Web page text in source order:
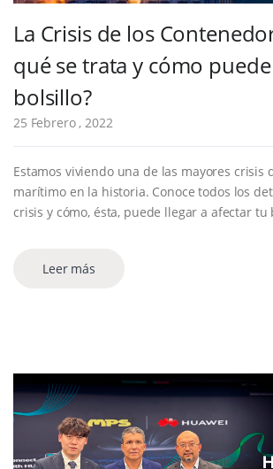
La Crisis de los
qué se trata y cómo
bolsillo?
25 Febrero , 2022
Estamos viviendo una de las mayores crisis
marítimo en la historia. Conoce todos los
crisis y cómo, ésta, puede llegar a afectar tu
Leer más